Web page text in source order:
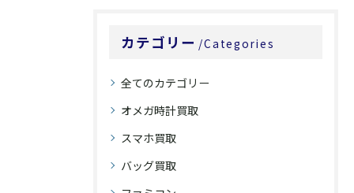
カテゴリー Categories
全てのカテゴリー
オメガ時計買取
スマホ買取
バッグ買取